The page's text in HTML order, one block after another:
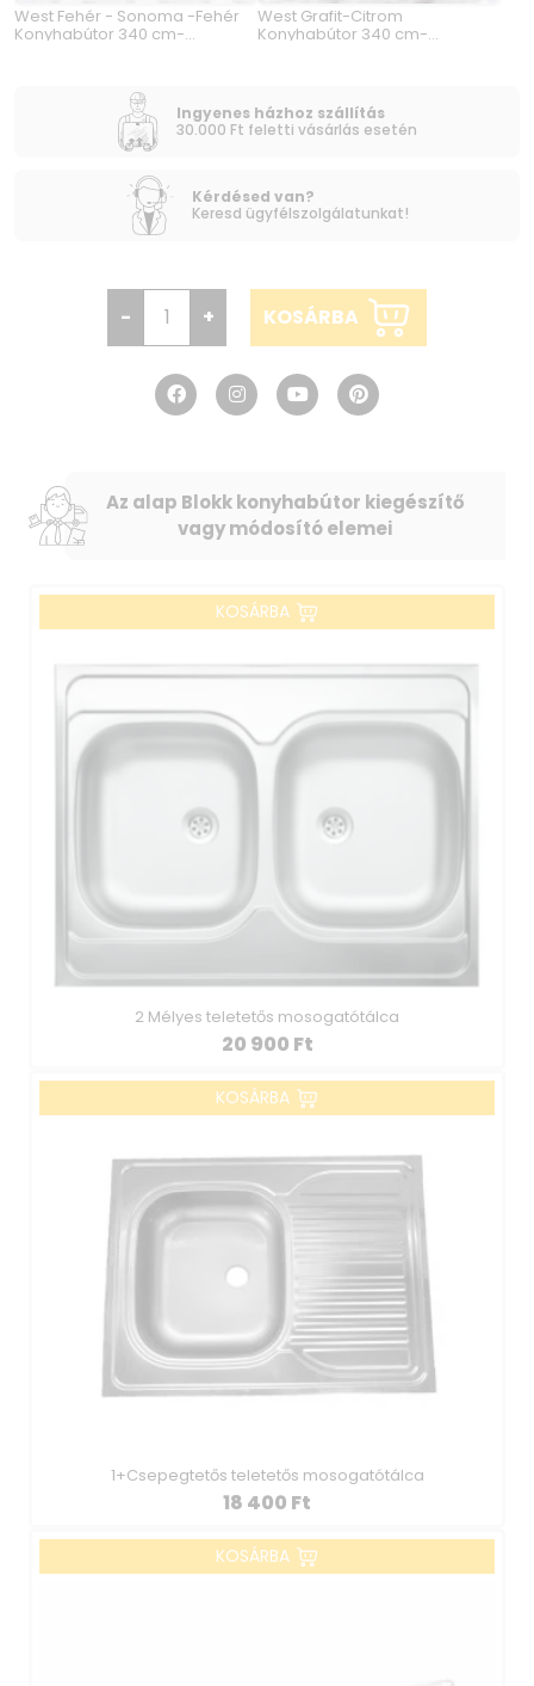
West Fehér - Sonoma -Fehér
Konyhabútor 340 cm-
West Grafit-Citrom
Konyhabútor 340 cm-
Ingyenes házhoz szállítás
30.000 Ft feletti vásárlás esetén
Kérdésed van?
Keresd ügyfélszolgálatunkat!
- + KOSÁRBA
Az alap Blokk konyhabútor kiegészítő
vagy módosító elemei
KOSÁRBA
2 Mélyes teletetős mosogatótálca
20 900 Ft
KOSÁRBA
1+Csepegtetős teletetős mosogatótálca
18 400 Ft
KOSÁRBA